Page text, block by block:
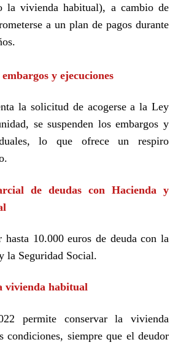
la vivienda habitual), a cambio de
a un plan de pagos durante
y ejecuciones
la solicitud de acogerse a la Ley
se suspenden los embargos y
lo que ofrece un respiro
de deudas con Hacienda y
hasta 10.000 euros de deuda con la
la Seguridad Social.
vivienda habitual
permite conservar la vivienda
condiciones, siempre que el deudor